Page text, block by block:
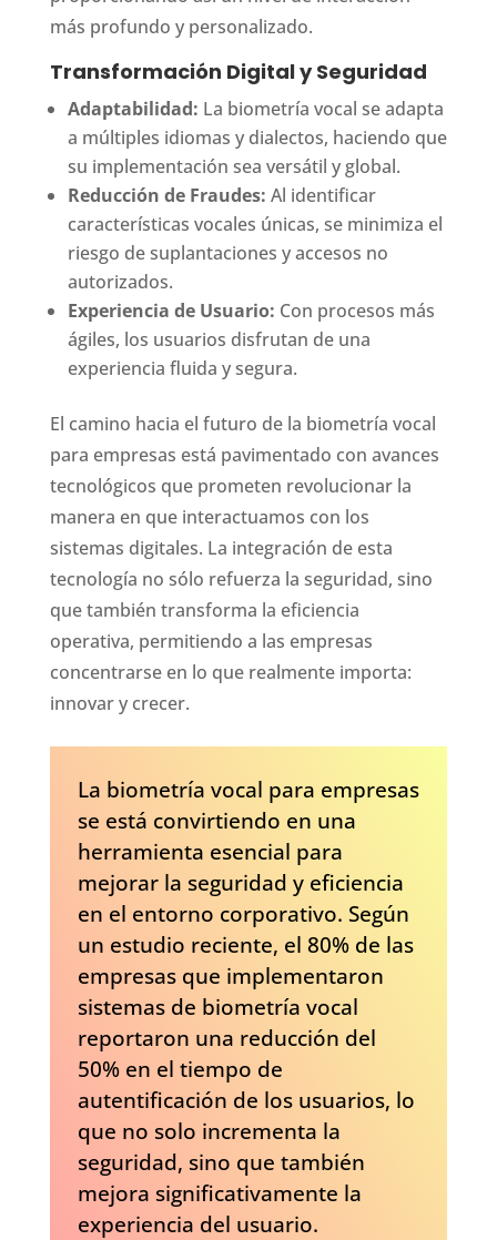
más profundo y personalizado.
Transformación Digital y Seguridad
Adaptabilidad: La biometría vocal se adapta
a múltiples idiomas y dialectos, haciendo que
su implementación sea versátil y global.
Reducción de Fraudes: Al identificar
características vocales únicas, se minimiza el
riesgo de suplantaciones y accesos no
autorizados.
Experiencia de Usuario: Con procesos más
ágiles, los usuarios disfrutan de una
experiencia fluida y segura.
El camino hacia el futuro de la biometría vocal
para empresas está pavimentado con avances
tecnológicos que prometen revolucionar la
manera en que interactuamos con los
sistemas digitales. La integración de esta
tecnología no sólo refuerza la seguridad, sino
que también transforma la eficiencia
operativa, permitiendo a las empresas
concentrarse en lo que realmente importa:
innovar y crecer.
La biometría vocal para empresas
se está convirtiendo en una
herramienta esencial para
mejorar la seguridad y eficiencia
en el entorno corporativo. Según
un estudio reciente, el 80% de las
empresas que implementaron
sistemas de biometría vocal
reportaron una reducción del
50% en el tiempo de
autentificación de los usuarios, lo
que no solo incrementa la
seguridad, sino que también
mejora significativamente la
experiencia del usuario.